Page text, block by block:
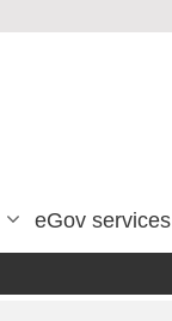
eGov services